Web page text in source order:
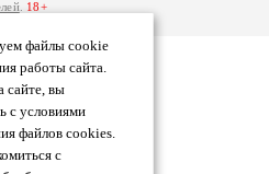
файлы cookie
работы сайта.
сайте, вы
с условиями
файлов cookies.
с
. 18+